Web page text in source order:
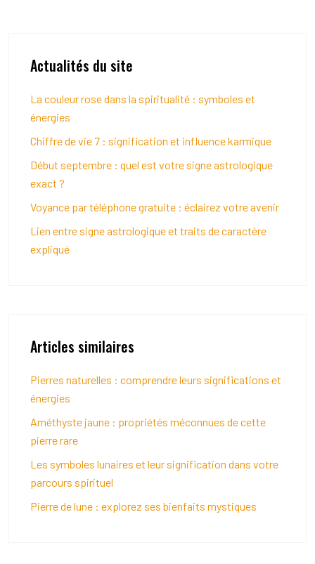
Actualités du site
La couleur rose dans la spiritualité : symboles et
énergies
Chiffre de vie 7 : signification et influence karmique
Début septembre : quel est votre signe astrologique
exact ?
Voyance par téléphone gratuite : éclairez votre avenir
Lien entre signe astrologique et traits de caractère
expliqué
Articles similaires
Pierres naturelles : comprendre leurs significations et
énergies
Améthyste jaune : propriétés méconnues de cette
pierre rare
Les symboles lunaires et leur signification dans votre
parcours spirituel
Pierre de lune : explorez ses bienfaits mystiques